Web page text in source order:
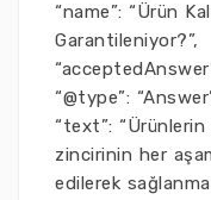
“name”: “Ürün
Garantileniyor?”,
“@type”:
“text”:
zincirinin her
edilerek